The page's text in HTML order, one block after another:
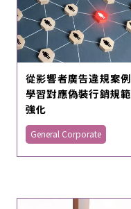
從影響者廣告違規案例
學習對應偽裝行銷規範
強化
General Corporate